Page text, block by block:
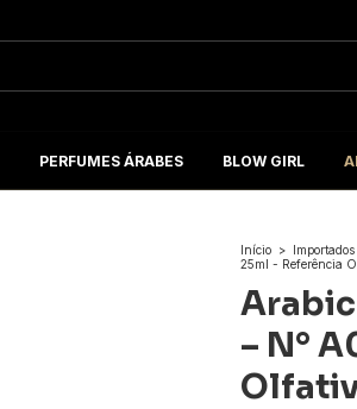
PERFUMES ÁRABES BLOW GIRL
Início > Importados
25ml - Referência
– N°